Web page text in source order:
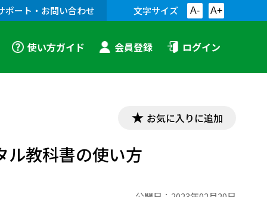
ポート・お問い合わせ 文字サイズ A- A+
使い方ガイド 会員登録 ログイン
お気に入りに追加
ル教科書の使い方